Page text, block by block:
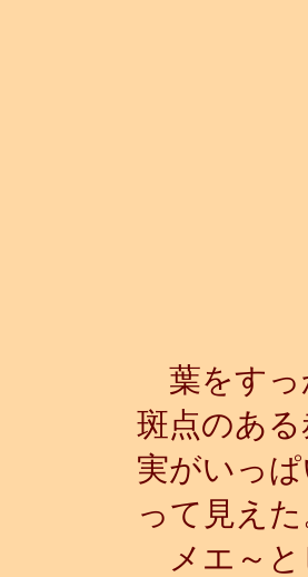
葉をすっ
斑点のあ
実がいっ
って見えた
メエ～と